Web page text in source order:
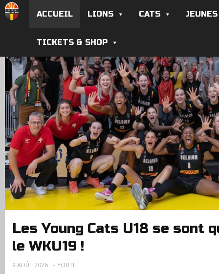
ACCUEIL LIONS CATS JEUNES
TICKETS & SHOP
9 AOÛT 2026 YOUTH
Les Young Cats U18 se sont
le WKU19 !